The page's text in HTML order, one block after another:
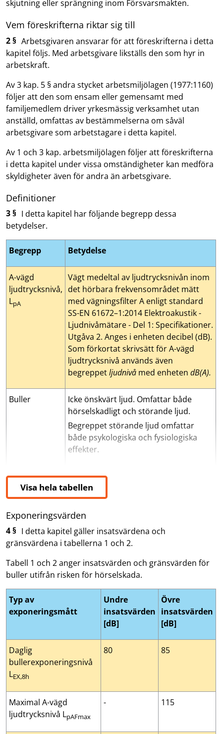
skjutning eller sprängning inom Försvarsmakten.
Vem föreskrifterna riktar sig till
2 § Arbetsgivaren ansvarar för att föreskrifterna i detta
kapitel följs. Med arbetsgivare likställs den som hyr in
arbetskraft.
Av 3 kap. 5 § andra stycket arbetsmiljölagen (1977:1160)
följer att den som ensam eller gemensamt med
familjemedlem driver yrkesmässig verksamhet utan
anställd, omfattas av bestämmelserna om såväl
arbetsgivare som arbetstagare i detta kapitel.
Av 1 och 3 kap. arbetsmiljölagen följer att föreskrifterna
i detta kapitel under vissa omständigheter kan medföra
skyldigheter även för andra än arbetsgivare.
Definitioner
3 § I detta kapitel har följande begrepp dessa
betydelser.
Begrepp Betydelse
A-vägd
ljudtrycksnivå,
LpA
Vägt medeltal av ljudtrycksnivån inom
det hörbara frekvensområdet mätt
med vägningsfilter A enligt standard
SS-EN 61672–1:2014 Elektroakustik -
Ljudnivåmätare - Del 1: Specifikationer.
Utgåva 2. Anges i enheten decibel (dB).
Som förkortat skrivsätt för A-vägd
ljudtrycksnivå används även
begreppetljudnivåmed enheten dB(A).
Buller
Icke önskvärt ljud. Omfattar både
hörselskadligt och störande ljud.
Begreppet störande ljud omfattar
både psykologiska och fysiologiska
effekter.
C-vägd ljudtrycksnivå, LpC
Daglig bullerexponeringsnivå, L
Ekvivalent A-vägd ljudtrycksnivå, L
Gränsvärde Värde som inte får överskridas.
Insatsvärde för buller Värde som innebär krav på
Ljudtrycksnivå, Lp Logaritmiskt mått på ljudets styrka
Maximal A-vägd ljudtrycksnivå, L
Ototoxiska ämnen Kemiska ämnen som vid inandning
Toppvärde, LpCpeak Maximal C-vägd momentan
Visa hela tabellen
Exponeringsvärden
4 § I detta kapitel gäller insatsvärdena och
gränsvärdena i tabellerna 1 och 2.
Tabell 1 och 2 anger insatsvärden och gränsvärden för
buller utifrån risken för hörselskada.
Typ av
exponeringsmått
Undre
insatsvärden
[dB]
Övre
insatsvärden
[dB]
Daglig
bullerexponeringsnivå
LEX,8h
80 85
Maximal A-vägd
ljudtrycksnivå LpAFmax
- 115